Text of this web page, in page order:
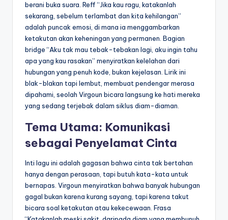
berani buka suara. Reff “Jika kau ragu, katakanlah
sekarang, sebelum terlambat dan kita kehilangan”
adalah puncak emosi, di mana ia menggambarkan
ketakutan akan keheningan yang permanen. Bagian
bridge “Aku tak mau tebak-tebakan lagi, aku ingin tahu
apa yang kau rasakan” menyiratkan kelelahan dari
hubungan yang penuh kode, bukan kejelasan. Lirik ini
blak-blakan tapi lembut, membuat pendengar merasa
dipahami, seolah Virgoun bicara langsung ke hati mereka
yang sedang terjebak dalam siklus diam-diaman.
Tema Utama: Komunikasi
sebagai Penyelamat Cinta
Inti lagu ini adalah gagasan bahwa cinta tak bertahan
hanya dengan perasaan, tapi butuh kata-kata untuk
bernapas. Virgoun menyiratkan bahwa banyak hubungan
gagal bukan karena kurang sayang, tapi karena takut
bicara soal ketakutan atau kekecewaan. Frasa